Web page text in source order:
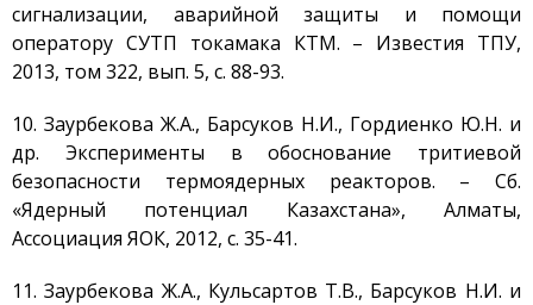
Сосуды под давлением
документации
Транспортировка ЯМ,
ИИИ, РВ, РАО
Хранение ЯМ, ИИИ, РВ, РАО
Радиационный контроль
Дезактивация
сигнализации, аварийной защиты и помощи
оператору СУТП токамака КТМ. – Известия ТПУ,
2013, том 322, вып. 5, с. 88-93.
10. Заурбекова Ж.А., Барсуков Н.И., Гордиенко Ю.Н. и
др. Эксперименты в обоснование тритиевой
безопасности термоядерных реакторов. – Сб.
«Ядерный потенциал Казахстана», Алматы,
Ассоциация ЯОК, 2012, с. 35-41.
11. Заурбекова Ж.А., Кульсартов Т.В., Барсуков Н.И. и